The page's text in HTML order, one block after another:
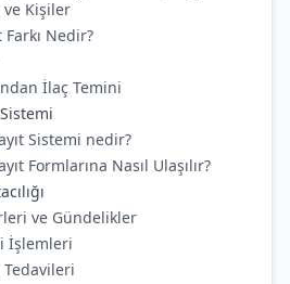
Kişiler
Nedir?
İlaç Temini
Sistemi nedir?
Formlarına Nasıl Ulaşılır?
ve Gündelikler
İşlemleri
Tedavileri